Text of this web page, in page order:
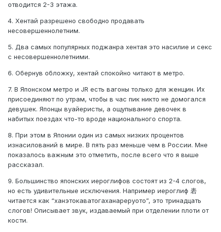
отводится 2-3 этажа.
4. Хентай разрешено свободно продавать
несовершеннолетним.
5. Два самых популярных поджанра хентая это насилие и секс
с несовершеннолетними.
6. Обернув обложку, хентай спокойно читают в метро.
7. В Японском метро и JR есть вагоны только для женщин. Их
присоединяют по утрам, чтобы в час пик никто не домогался
девушек. Японцы вуайеристы, а ощупывание девочек в
набитых поездах что-то вроде национального спорта.
8. При этом в Японии один из самых низких процентов
изнасилований в мире. В пять раз меньше чем в России. Мне
показалось важным это отметить, после всего что я выше
рассказал.
9. Большинство японских иероглифов состоят из 2-4 слогов,
но есть удивительные исключения. Например иероглиф 砉
читается как “ханэтокаватогаханареруото”, это тринадцать
слогов! Описывает звук, издаваемый при отделении плоти от
кости.